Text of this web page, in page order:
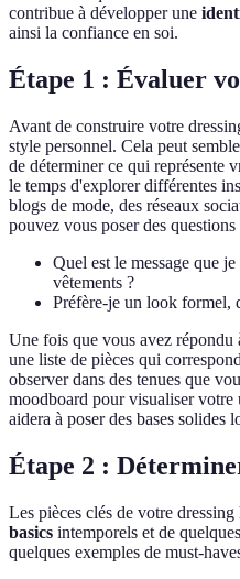
contribue à développer une
ainsi la confiance en soi.
Étape 1 : Évaluer
Avant de construire votre
style personnel. Cela peut
de déterminer ce qui représente
le temps d'explorer différentes
blogs de mode, des réseaux
pouvez vous poser des questions
Quel est le message que
vêtements ?
Préfère-je un look formel,
Une fois que vous avez répondu
une liste de pièces qui
observer dans des tenues que
moodboard pour visualiser
aidera à poser des bases solides
Étape 2 :
Les pièces clés de votre
basics intemporels et de
quelques exemples de must-